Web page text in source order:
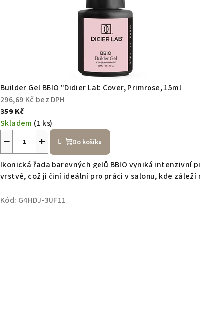
s
h
o
p
Builder Gel BBIO "Didier Lab Cover, Primrose, 15ml
296,69 Kč bez DPH
359 Kč
Skladem (1 ks)
+
− Do košíku
Ikonická řada barevných gelů BBIO vyniká intenzivní
vrstvě, což ji činí ideální pro práci v salonu, kde záleží
Kód: G4HDJ-3UF11